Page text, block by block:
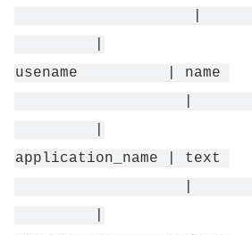
usename          | name
application_name | text